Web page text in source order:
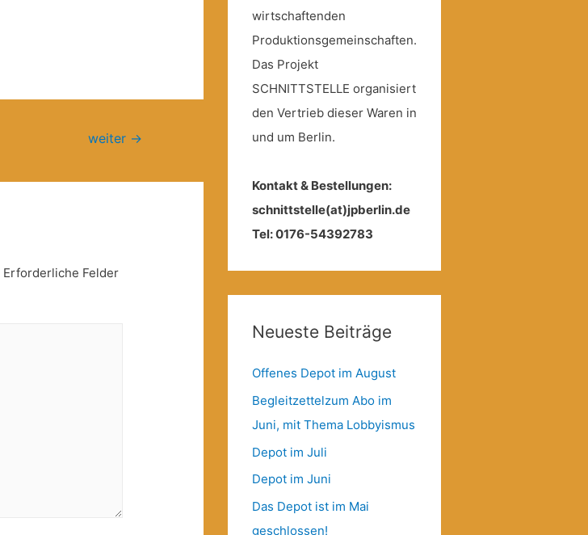
weiter →
Erforderliche Felder
wirtschaftenden
Produktionsgemeinschaften.
Das Projekt
SCHNITTSTELLE organisiert
den Vertrieb dieser Waren in
und um Berlin.
Kontakt & Bestellungen:
schnittstelle(at)jpberlin.de
Tel: 0176-54392783
Neueste Beiträge
Offenes Depot im August
Begleitzettelzum Abo im
Juni, mit Thema Lobbyismus
Depot im Juli
Depot im Juni
Das Depot ist im Mai
geschlossen!